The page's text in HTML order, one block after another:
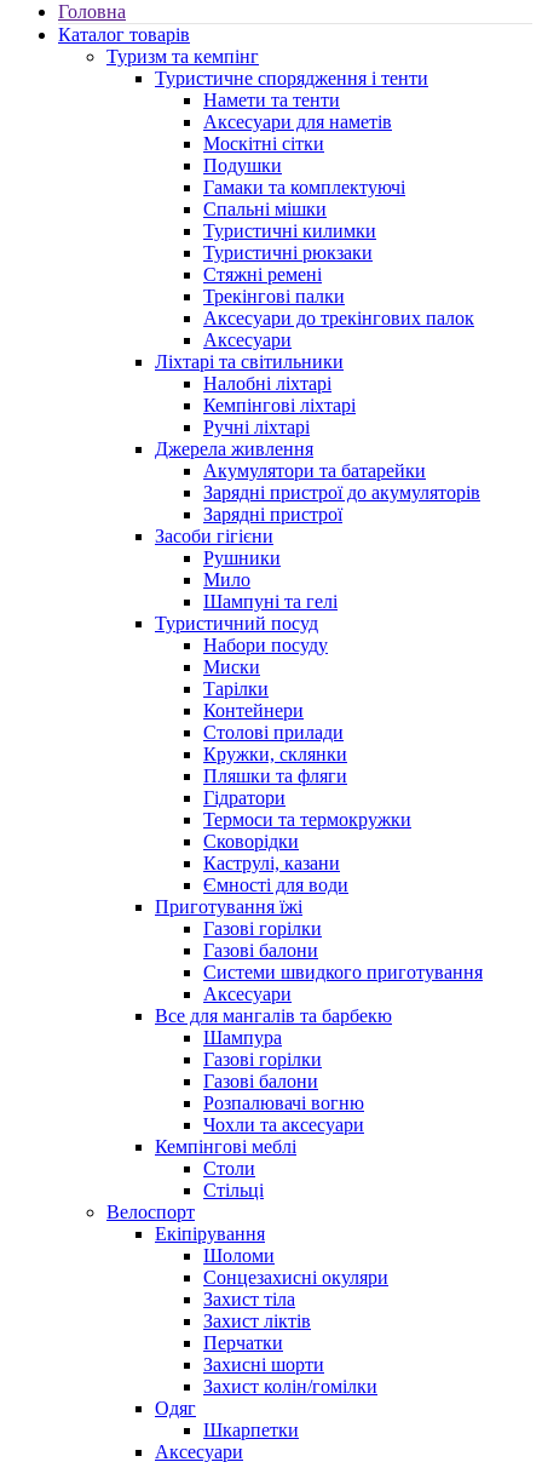
Головна
Каталог товарів
Туризм та кемпінг
Туристичне спорядження і тенти
Намети та тенти
Аксесуари для наметів
Москітні сітки
Подушки
Гамаки та комплектуючі
Спальні мішки
Туристичні килимки
Туристичні рюкзаки
Стяжні ремені
Трекінгові палки
Аксесуари до трекінгових палок
Аксесуари
Ліхтарі та світильники
Налобні ліхтарі
Кемпінгові ліхтарі
Ручні ліхтарі
Джерела живлення
Акумулятори та батарейки
Зарядні пристрої до акумуляторів
Зарядні пристрої
Засоби гігієни
Рушники
Мило
Шампуні та гелі
Туристичний посуд
Набори посуду
Миски
Тарілки
Контейнери
Столові прилади
Кружки, склянки
Пляшки та фляги
Гідратори
Термоси та термокружки
Сковорідки
Каструлі, казани
Ємності для води
Приготування їжі
Газові горілки
Газові балони
Системи швидкого приготування
Аксесуари
Все для мангалів та барбекю
Шампура
Газові горілки
Газові балони
Розпалювачі вогню
Чохли та аксесуари
Кемпінгові меблі
Столи
Стільці
Велоспорт
Екіпірування
Шоломи
Сонцезахисні окуляри
Захист тіла
Захист ліктів
Перчатки
Захисні шорти
Захист колін/гомілки
Одяг
Шкарпетки
Аксесуари